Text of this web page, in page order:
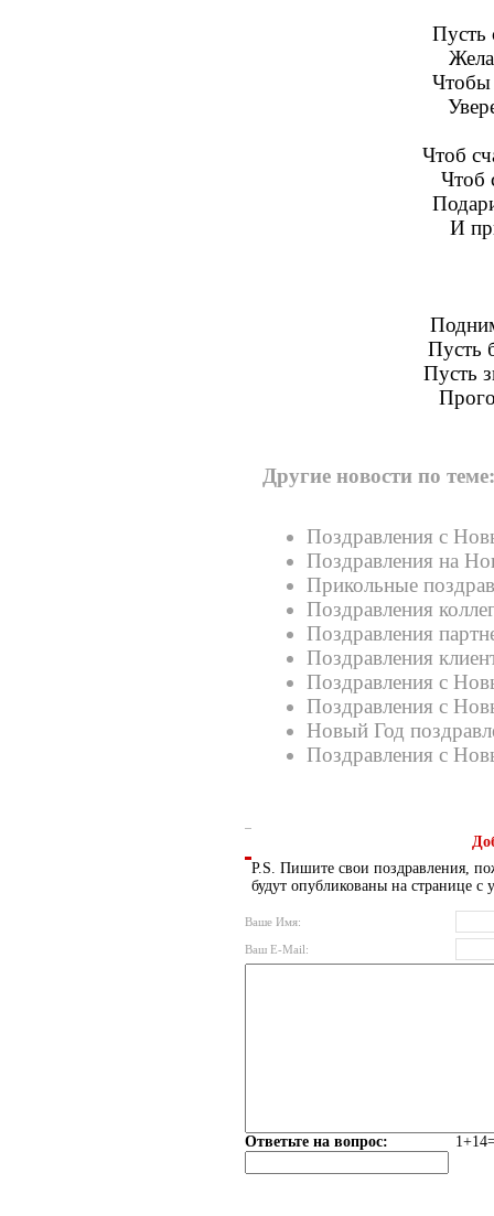
Пусть
Чтобы
Чтоб
Чтоб
И
Пусть
Пусть
Другие новости по теме:
Поздравления с
Поздравления на
Прикольные
Поздравления
Поздравления
Поздравления
Поздравления с
Поздравления с
Новый Год
Поздравления с
P.S. Пишите свои поздравления,
будут опубликованы на странице с
Ваше Имя:
Ваш E-Mail:
Ответьте на вопрос: